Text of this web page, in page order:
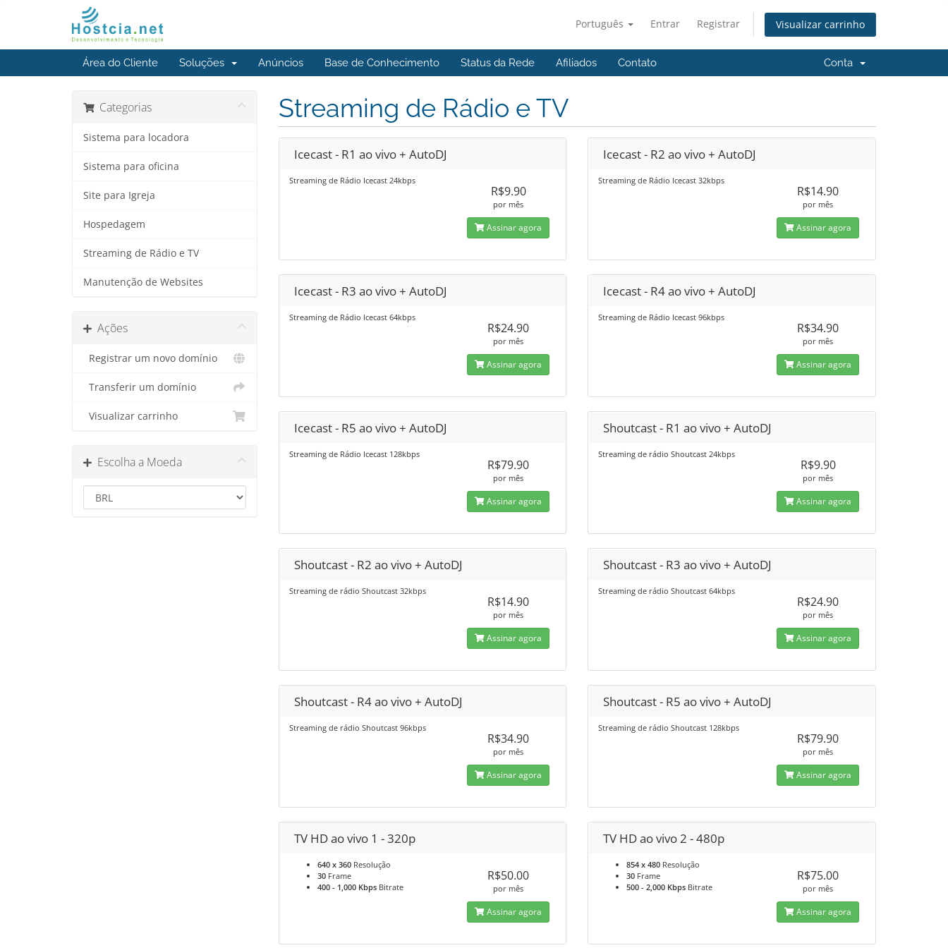
Português Entrar Registrar Visualizar carrinho
Área do Cliente Soluções Anúncios Base de Conhecimento Status da Rede Afiliados Contato Conta
Categorias
Sistema para locadora
Sistema para oficina
Site para Igreja
Hospedagem
Streaming de Rádio e TV
Manutenção de Websites
Ações
Registrar um novo domínio
Transferir um domínio
Visualizar carrinho
Escolha a Moeda
Streaming de Rádio e TV
Icecast - R1 ao vivo + AutoDJ
Streaming de Rádio Icecast 24kbps
R$9.90
por mês
Assinar agora
Icecast - R2 ao vivo + AutoDJ
Streaming de Rádio Icecast 32kbps
R$14.90
por mês
Assinar agora
Icecast - R3 ao vivo + AutoDJ
Streaming de Rádio Icecast 64kbps
R$24.90
por mês
Assinar agora
Icecast - R4 ao vivo + AutoDJ
Streaming de Rádio Icecast 96kbps
R$34.90
por mês
Assinar agora
Icecast - R5 ao vivo + AutoDJ
Streaming de Rádio Icecast 128kbps
R$79.90
por mês
Assinar agora
Shoutcast - R1 ao vivo + AutoDJ
Streaming de rádio Shoutcast 24kbps
R$9.90
por mês
Assinar agora
Shoutcast - R2 ao vivo + AutoDJ
Streaming de rádio Shoutcast 32kbps
R$14.90
por mês
Assinar agora
Shoutcast - R3 ao vivo + AutoDJ
Streaming de rádio Shoutcast 64kbps
R$24.90
por mês
Assinar agora
Shoutcast - R4 ao vivo + AutoDJ
Streaming de rádio Shoutcast 96kbps
R$34.90
por mês
Assinar agora
Shoutcast - R5 ao vivo + AutoDJ
Streaming de rádio Shoutcast 128kbps
R$79.90
por mês
Assinar agora
TV HD ao vivo 1 - 320p
640 x 360Resolução
30Frame
400 - 1,000 KbpsBitrate
R$50.00
por mês
Assinar agora
TV HD ao vivo 2 - 480p
854 x 480 Resolução
30 Frame
500 - 2,000 Kbps Bitrate
R$75.00
por mês
Assinar agora